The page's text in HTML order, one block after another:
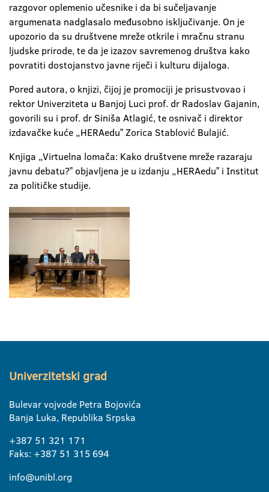
razgovor oplemenio učesnike i da bi sučeljavanje
argumenata nadglasalo međusobno isključivanje. On je
upozorio da su društvene mreže otkrile i mračnu stranu
ljudske prirode, te da je izazov savremenog društva kako
povratiti dostojanstvo javne riječi i kulturu dijaloga.
Pored autora, o knjizi, čijoj je promociji je prisustvovao i
rektor Univerziteta u Banjoj Luci prof. dr Radoslav Gajanin,
govorili su i prof. dr Siniša Atlagić, te osnivač i direktor
izdavačke kuće „HERAeduˮ Zorica Stablović Bulajić.
Knjiga „Virtuelna lomača: Kako društvene mreže razaraju
javnu debatu?ˮ objavljena je u izdanju „HERAeduˮ i Institut
za političke studije.
Univerzitetski grad
Bulevar vojvode Petra Bojovića
Banja Luka, Republika Srpska
+387 51 321 171
Faks: +387 51 315 694
info@unibl.org